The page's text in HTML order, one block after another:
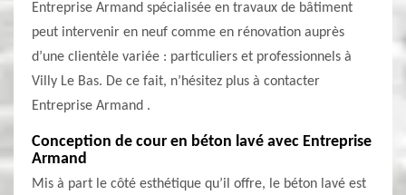
Entreprise Armand spécialisée en travaux de bâtiment
peut intervenir en neuf comme en rénovation auprès
d’une clientèle variée : particuliers et professionnels à
Villy Le Bas. De ce fait, n’hésitez plus à contacter
Entreprise Armand .
Conception de cour en béton lavé avec Entreprise
Armand
Mis à part le côté esthétique qu’il offre, le béton lavé est